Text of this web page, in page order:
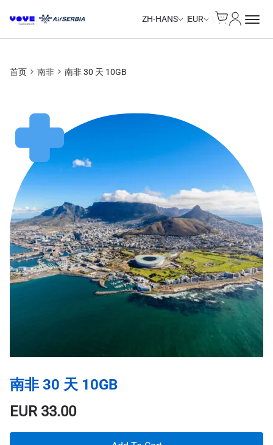
ZH-HANS EUR
首页 南非 南非 30 天 10GB
南非 30 天 10GB
EUR33.00